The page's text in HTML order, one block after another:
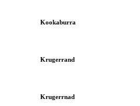
Kookaburra
Krugerrand
Krugerrnad